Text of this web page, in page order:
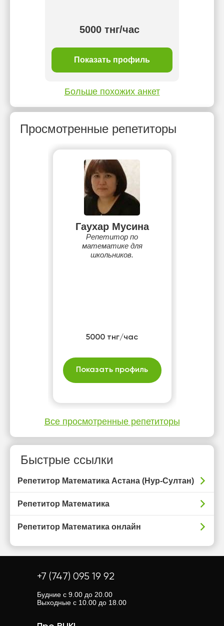
5000 тнг/час
Показать профиль
Больше похожих анкет
Просмотренные репетиторы
Гаухар Мусина
Репетитор по
математике для
школьников.
5000 тнг/час
Показать профиль
Все просмотренные репетиторы
Быстрые ссылки
Репетитор Математика Астана (Нур-Султан)
Репетитор Математика
Репетитор Математика онлайн
+7 (747) 095 19 92
Будние с 9.00 до 20.00
Выходные с 10.00 до 18.00